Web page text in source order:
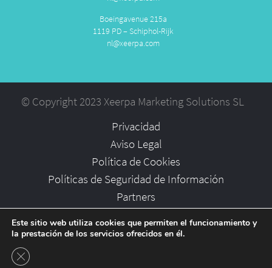
Boeingavenue 215a
1119 PD – Schiphol-Rijk
nl@xeerpa.com
© Copyright 2023 Xeerpa Marketing Solutions SL
Privacidad
Aviso Legal
Política de Cookies
Políticas de Seguridad de Información
Partners
Este sitio web utiliza cookies que permiten el funcionamiento y
la prestación de los servicios ofrecidos en él.
Cerrar el banner de cookies RGPD